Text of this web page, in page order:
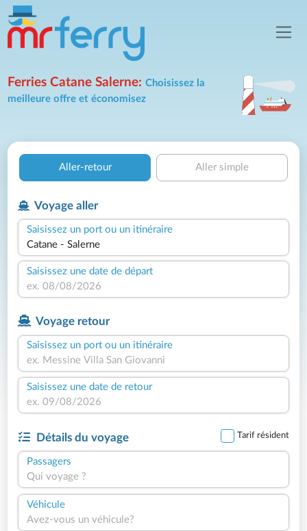
Ferries Catane Salerne:Choisissez la
meilleure offre et économisez
Aller-retour Aller simple
Voyage aller
Saisissez un port ou un itinéraire
Saisissez une date de départ
Voyage retour
Saisissez un port ou un itinéraire
Saisissez une date de retour
Détails du voyage Tarif résident
Passagers
Qui voyage ?
Véhicule
Avez-vous un véhicule?